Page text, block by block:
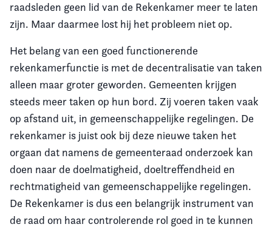
raadsleden geen lid van de Rekenkamer meer te laten
zijn. Maar daarmee lost hij het probleem niet op.
Het belang van een goed functionerende
rekenkamerfunctie is met de decentralisatie van taken
alleen maar groter geworden. Gemeenten krijgen
steeds meer taken op hun bord. Zij voeren taken vaak
op afstand uit, in gemeenschappelijke regelingen. De
rekenkamer is juist ook bij deze nieuwe taken het
orgaan dat namens de gemeenteraad onderzoek kan
doen naar de doelmatigheid, doeltreffendheid en
rechtmatigheid van gemeenschappelijke regelingen.
De Rekenkamer is dus een belangrijk instrument van
de raad om haar controlerende rol goed in te kunnen